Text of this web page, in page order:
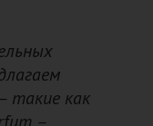
такие как